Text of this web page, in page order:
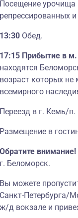
Посещение урочища
репрессированных
13:30 Обед.
17:15 Прибытие в м.
находятся
возраст которых не
всемирного
Переезд в г. Кемь/п.
Размещение в
Обратите внимание!
г. Беломорск.
Вы можете
Санкт-Петербурга/
ж/д вокзале и